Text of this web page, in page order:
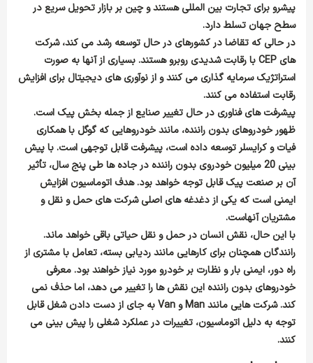
پیشرو برای تجارت بین المللی هستند و چین بر بازار تحویل سریع در
سطح جهان تسلط دارد.
در حالی که تقاضا در کشورهای در حال توسعه رشد می کند، شرکت
های CEPبا رقابت شدیدی روبرو هستند. بسیاری از آنها به صورت
استراتژیک سرمایه گذاری می کنند و از نوآوری های دیجیتال برای افزایش
رقابت استفاده می کنند.
پیشرفت های فناوری در حال تغییر صنایع از جمله بخش پیک است.
ظهور خودروهای بدون راننده، مانند خودروهایی که گوگل با همکاری
فیات و کرایسلر توسعه داده است، پیشرفت قابل توجهی است. با پیش
بینی 20 میلیون خودروی بدون راننده در جاده ها طی پنج سال، تأثیر
آن بر صنعت پیک قابل توجه خواهد بود. هدف اتوماسیون افزایش
ایمنی است که یکی از دغدغه های اصلی شرکت های حمل و نقل و
مشتریان آنهاست.
با این حال، نقش انسان در حمل و نقل حیاتی باقی خواهد ماند.
رانندگان همچنان برای کارهایی مانند ردیابی بسته، تعامل با مشتری از
راه دور، ایمنی بار و نظارت بر خودرو مورد نیاز خواهند بود. معرفی
خودروهای بدون راننده این نقش ها را تغییر می دهد، اما حذف نمی
کند. شرکت هایی مانندManو Vanبه جای از دست دادن شغل قابل
توجه به دلیل اتوماسیون، تغییرات در عملکرد شغلی را پیش بینی می
کنند.